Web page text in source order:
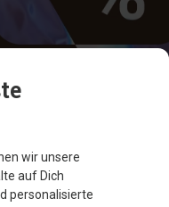
wir unsere
auf Dich
personalisierte